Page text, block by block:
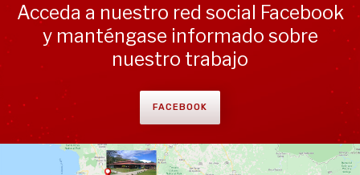
Acceda a nuestro red social Facebook
y manténgase informado sobre
nuestro trabajo
FACEBOOK